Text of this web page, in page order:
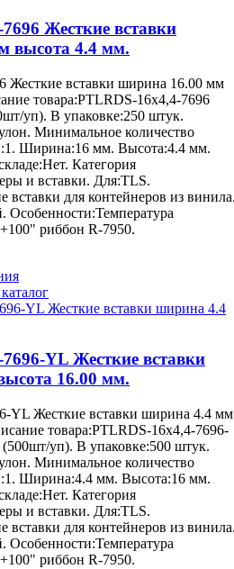
Жесткие вставки
высота 4.4 мм.
Жесткие вставки ширина 16.00 мм
товара:PTLRDS-16x4,4-7696
уп). В упаковке:250 штук.
Минимальное количество
Ширина:16 мм. Высота:4.4 мм.
Категория
и вставки. Для:TLS.
вставки для контейнеров из
риббон R-7950.
YL Жесткие вставки
16.00 мм.
YL Жесткие вставки ширина 4.4 мм
товара:PTLRDS-16x4,4-7696-
уп). В упаковке:500 штук.
Минимальное количество
Ширина:4.4 мм. Высота:16 мм.
Категория
и вставки. Для:TLS.
вставки для контейнеров из
риббон R-7950.